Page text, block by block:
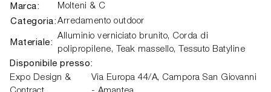
Marca: Molteni & C
Categoria: Arredamento outdoor
Materiale:
Alluminio verniciato brunito, Corda di
polipropilene, Teak massello, Tessuto Batyline
Disponibile presso:
Expo Design &
Via Europa 44/A, Campora San Giovanni